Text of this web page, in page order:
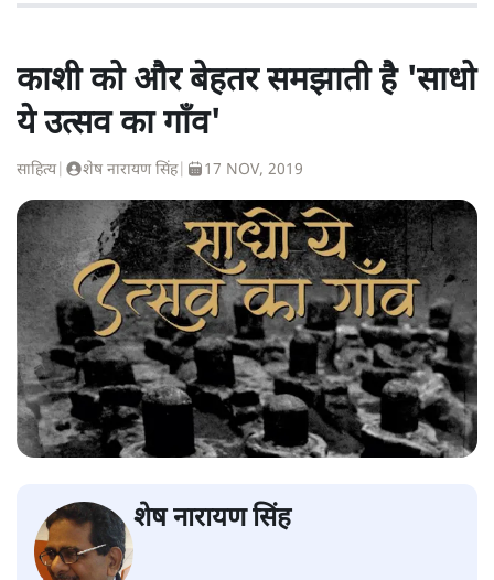
काशी को और बेहतर समझाती है 'साधो
ये उत्सव का गाँव'
साहित्य| शेष नारायण सिंह| 17 NOV, 2019
शेष नारायण सिंह